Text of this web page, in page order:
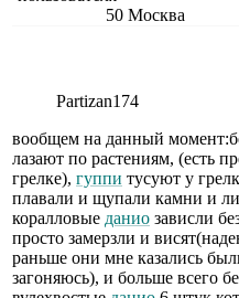
50 Москва
Partizan174
вообщем на данный
лазают по растениям, (есть
грелке), гуппи тусуют у
плавали и щупали камни и
коралловые данио зависли
просто замерзли и
раньше они мне казались
загоняюсь), и больше всего